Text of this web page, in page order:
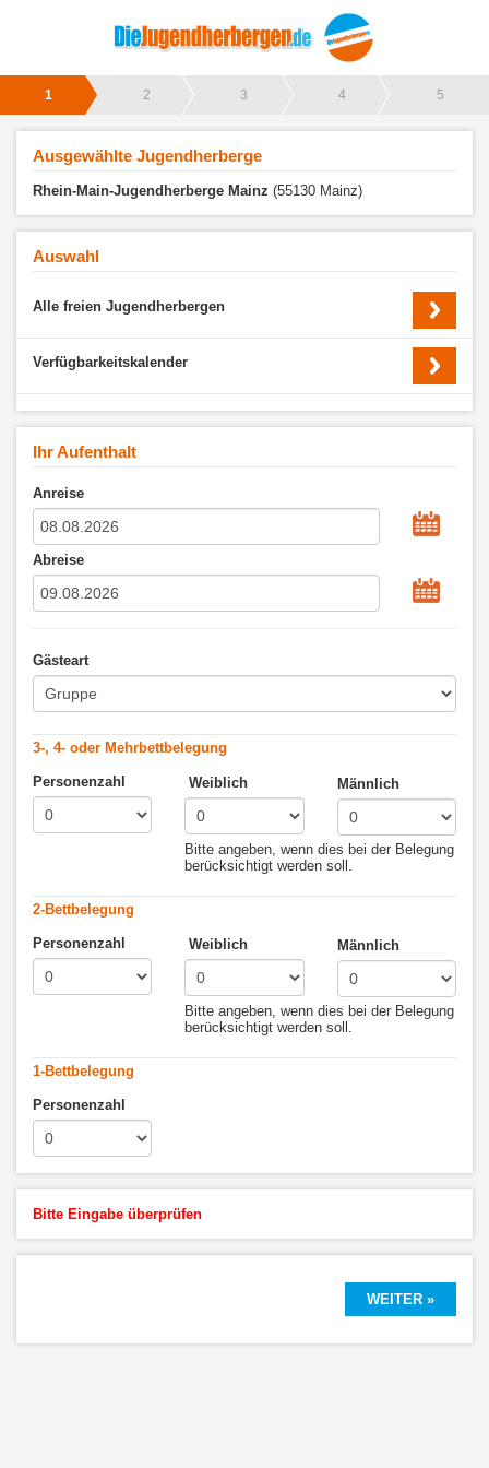
1 2 3 4 5
Ausgewählte Jugendherberge
Rhein-Main-Jugendherberge Mainz (55130 Mainz)
Auswahl
Alle freien Jugendherbergen
Verfügbarkeitskalender
Ihr Aufenthalt
Anreise
Abreise
Gästeart
3-, 4- oder Mehrbettbelegung
Personenzahl Weiblich Männlich
Bitte angeben, wenn dies bei der Belegung
berücksichtigt werden soll.
2-Bettbelegung
Personenzahl Weiblich Männlich
Bitte angeben, wenn dies bei der Belegung
berücksichtigt werden soll.
1-Bettbelegung
Personenzahl
Bitte Eingabe überprüfen
WEITER »